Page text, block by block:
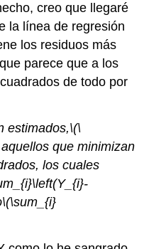
creo que llegaré
la línea de regresión
los residuos más
parece que a los
de todo por
estimados,\(\
que minimizan
los cuales
\(\sum_{i}